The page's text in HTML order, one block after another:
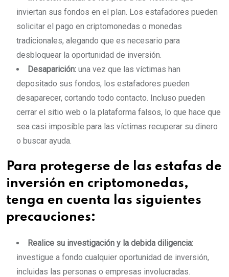
inviertan sus fondos en el plan. Los estafadores pueden
solicitar el pago en criptomonedas o monedas
tradicionales, alegando que es necesario para
desbloquear la oportunidad de inversión.
Desaparición: una vez que las víctimas han
depositado sus fondos, los estafadores pueden
desaparecer, cortando todo contacto. Incluso pueden
cerrar el sitio web o la plataforma falsos, lo que hace que
sea casi imposible para las víctimas recuperar su dinero
o buscar ayuda.
Para protegerse de las estafas de
inversión en criptomonedas,
tenga en cuenta las siguientes
precauciones:
Realice su investigación y la debida diligencia:
investigue a fondo cualquier oportunidad de inversión,
incluidas las personas o empresas involucradas.